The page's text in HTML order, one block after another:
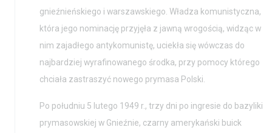
gnieźnieńskiego i warszawskiego. Władza komunistyczna,
która jego nominację przyjęła z jawną wrogością, widząc w
nim zajadłego antykomunistę, uciekła się wówczas do
najbardziej wyrafinowanego środka, przy pomocy którego
chciała zastraszyć nowego prymasa Polski.
Po południu 5 lutego 1949 r., trzy dni po ingresie do bazyliki
prymasowskiej w Gnieźnie, czarny amerykański buick